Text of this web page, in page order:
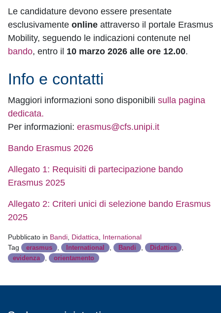
Le candidature devono essere presentate
esclusivamente online attraverso il portale Erasmus
Mobility, seguendo le indicazioni contenute nel
bando, entro il 10 marzo 2026 alle ore 12.00.
Info e contatti
Maggiori informazioni sono disponibili sulla pagina
dedicata.
Per informazioni: erasmus@cfs.unipi.it
Bando Erasmus 2026
Allegato 1: Requisiti di partecipazione bando
Erasmus 2025
Allegato 2: Criteri unici di selezione bando Erasmus
2025
Pubblicato in Bandi Didattica
International
Tag
erasmus International Bandi Didattica
evidenza orientamento